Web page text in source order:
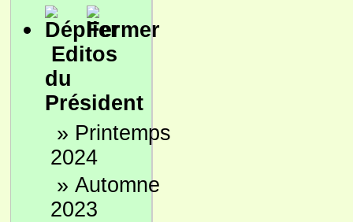
Editos
du
Président
» Printemps
2024
» Automne
2023